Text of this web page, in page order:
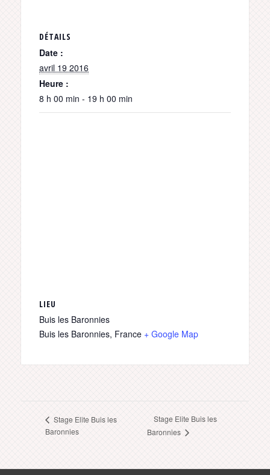
DÉTAILS
Date :
avril 19 2016
Heure :
8 h 00 min - 19 h 00 min
LIEU
Buis les Baronnies
Buis les Baronnies, France + Google Map
Stage Elite Buis les
Baronnies
Stage Elite Buis les
Baronnies